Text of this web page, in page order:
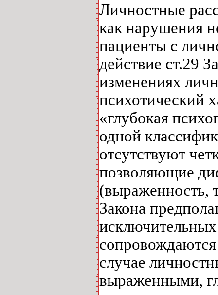
Личностные
как нарушения
пациенты с
действие ст.29
изменениях
психотический
«глубокая
одной
отсутствуют
позволяющие
(выраженность,
Закона
исключительных
случае
выраженными,